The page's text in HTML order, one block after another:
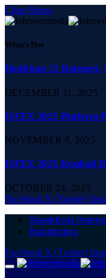
Close Menu
What's Hot
Hadirkan 21 Kategori,
DECEMBER 11, 2025
ISFEX 2025 Platform
NOVEMBER 8, 2025
ISFEX 2025 Kembali
OCTOBER 24, 2025
Facebook X (Twitter)
Sepakbola
Bulutangkis
Facebook X (Twitter)